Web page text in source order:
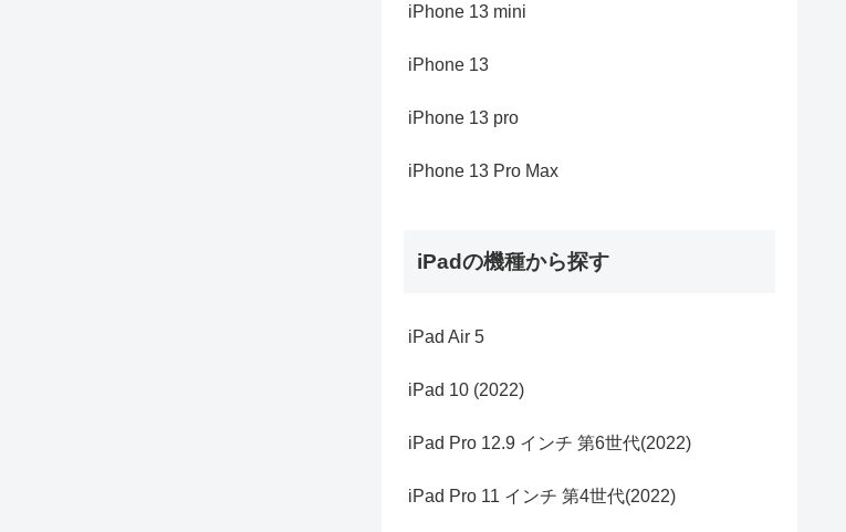
iPhone 13 mini
iPhone 13
iPhone 13 pro
iPhone 13 Pro Max
iPadの機種から探す
iPad Air 5
iPad 10 (2022)
iPad Pro 12.9 インチ 第6世代(2022)
iPad Pro 11 インチ 第4世代(2022)